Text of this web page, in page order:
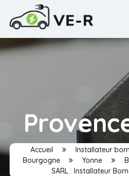
Accueil
Installateur
Bourgogne
Yonne
SARL : Installateur